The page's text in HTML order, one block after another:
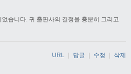
습니다. 귀 출판사의 결정을 충분히 그리고
URL 답글 수정 삭제